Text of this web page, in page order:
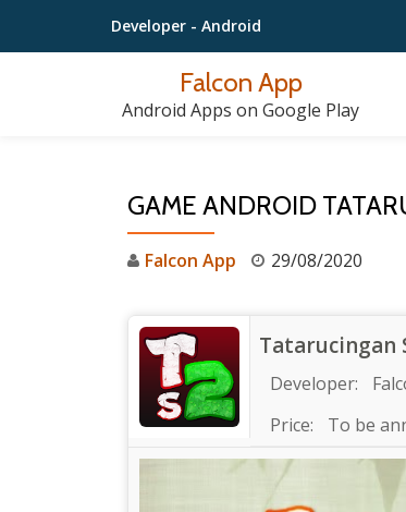
Lompat
Developer - Android
Falcon App
Android Apps on Google Play
GAME ANDROID
Falcon App 29/08/2020
Tatarucingan
Developer:
Price:
To be